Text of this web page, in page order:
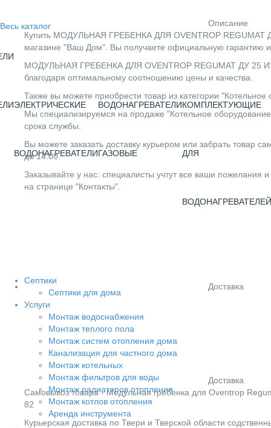
Весь каталог
ЭЛЕКТРИЧЕСКИЕ
ВОДОНАГРЕВАТЕЛИ
ВОДОНАГРЕВАТЕЛИ
ГАЗОВЫЕ
КОМПЛЕКТУЮЩИЕ
ДЛЯ
ВОДОНАГРЕВАТЕЛЕЙ
Септики
Септики для дома
Услуги
Монтаж водоснабжения
Монтаж теплого пола
Монтаж систем отопления дома
Канализация для частного дома
Монтаж котельных
Монтаж фильтров для воды
Монтаж радиаторов отопления
Монтаж котлов отопления
Аренда инструмента
Описание
Купить МОДУЛЬНАЯ ГРЕБЕНКА ДЛЯ OVENTROP
магазине "Ваш Дом". Вы получаете официальную гарантию
МОДУЛЬНАЯ ГРЕБЕНКА ДЛЯ OVENTROP REGUMAT ДУ 25
благодаря оптимальному соотношению цены и качества.
Также вы можете приобрести товар из категории
Мы специализируемся на продаже "Котельное
срока службы.
Вы можете заказать доставку курьером или забрать товар
до 14:00.
Заказывайте у нас: специалисты учтут все ваши
на странице "Контакты".
Доставка
Доставка
Cамовывоз товара - Модульная гребенка для Oventrop
82
Курьерская доставка по Твери и Тверской области